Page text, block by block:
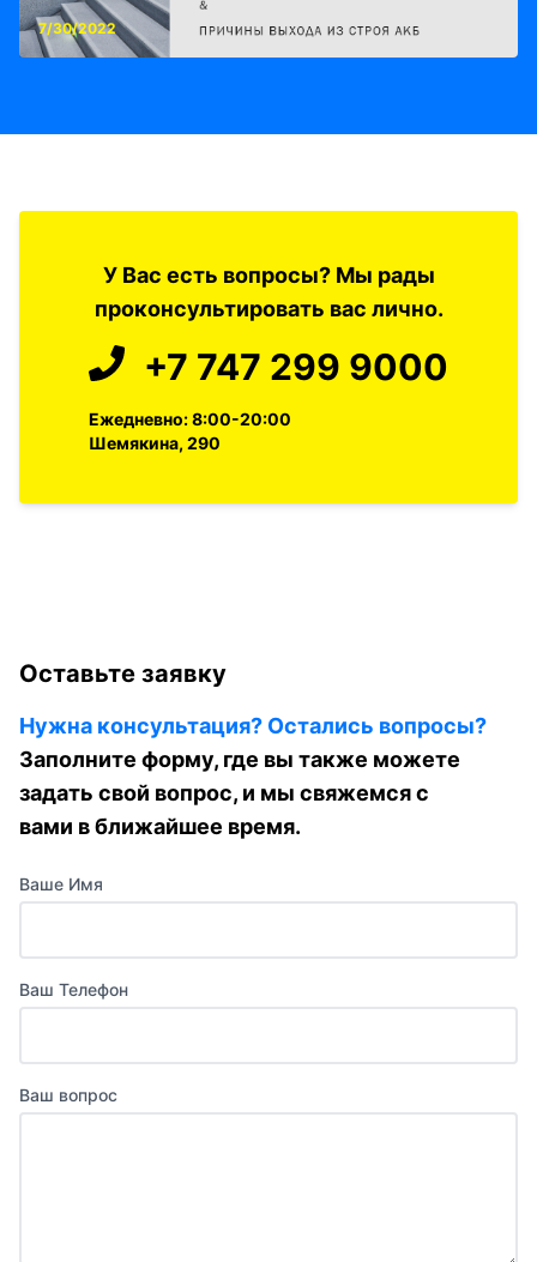
7/30/2022
У Вас есть вопросы? Мы рады
проконсультировать вас лично.
+7 747 299 9000
Ежедневно: 8:00-20:00
Шемякина, 290
Оставьте заявку
Нужна консультация? Остались вопросы?
Заполните форму, где вы также можете
задать свой вопрос, и мы свяжемся с
вами в ближайшее время.
Ваше Имя
Ваш Телефон
Ваш вопрос